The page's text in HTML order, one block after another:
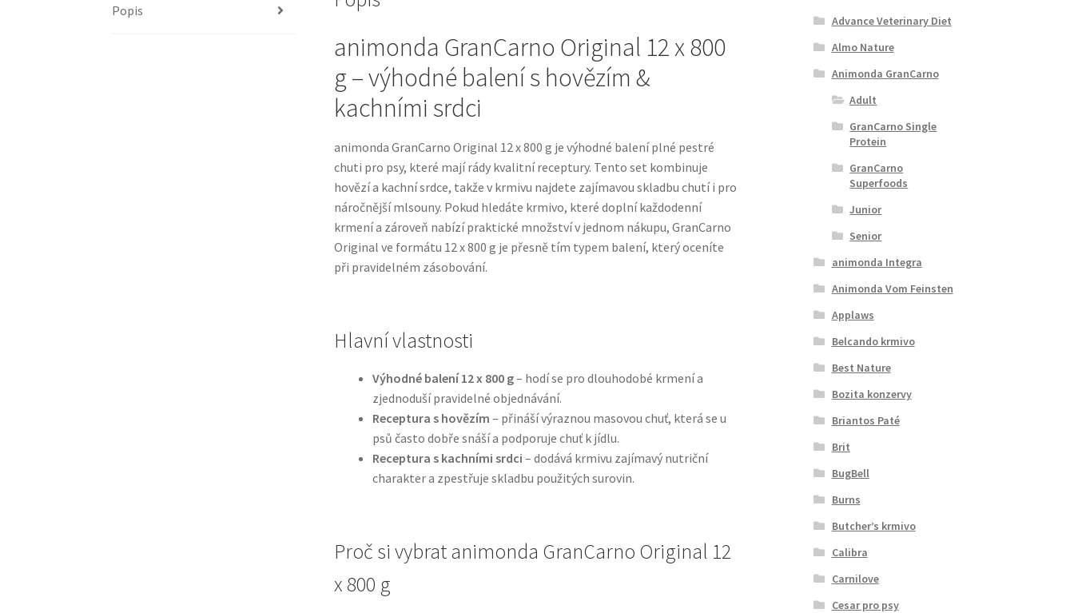
Popis
animonda GranCarno Original 12 x 800
g – výhodné balení s hovězím &
kachními srdci
animonda GranCarno Original 12 x 800 g je výhodné balení plné pestré
chuti pro psy, které mají rády kvalitní receptury. Tento set kombinuje
hovězí a kachní srdce, takže v krmivu najdete zajímavou skladbu chutí i pro
náročnější mlsouny. Pokud hledáte krmivo, které doplní každodenní
krmení a zároveň nabízí praktické množství v jednom nákupu, GranCarno
Original ve formátu 12 x 800 g je přesně tím typem balení, který oceníte
při pravidelném zásobování.
Hlavní vlastnosti
Výhodné balení 12 x 800 g– hodí se pro dlouhodobé krmení a
zjednoduší pravidelné objednávání.
Receptura s hovězím – přináší výraznou masovou chuť, která se u
psů často dobře snáší a podporuje chuť k jídlu.
Receptura s kachními srdci – dodává krmivu zajímavý nutriční
charakter a zpestřuje skladbu použitých surovin.
Proč si vybrat animonda GranCarno Original 12
x 800 g
Advance Veterinary Diet
Almo Nature
Animonda GranCarno
Adult
GranCarno Single
Protein
GranCarno
Superfoods
Junior
Senior
animonda Integra
Animonda Vom Feinsten
Applaws
Belcando krmivo
Best Nature
Bozita konzervy
Briantos Paté
Brit
BugBell
Burns
Butcher’s krmivo
Calibra
Carnilove
Cesar pro psy